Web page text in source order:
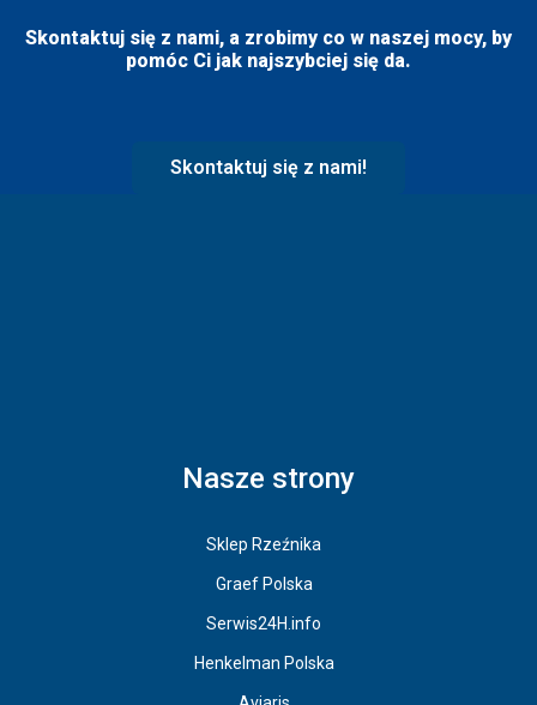
Skontaktuj się z nami, a zrobimy co w naszej mocy, by
pomóc Ci jak najszybciej się da.
Skontaktuj się z nami!
Nasze strony
Sklep Rzeźnika
Graef Polska
Serwis24H.info
Henkelman Polska